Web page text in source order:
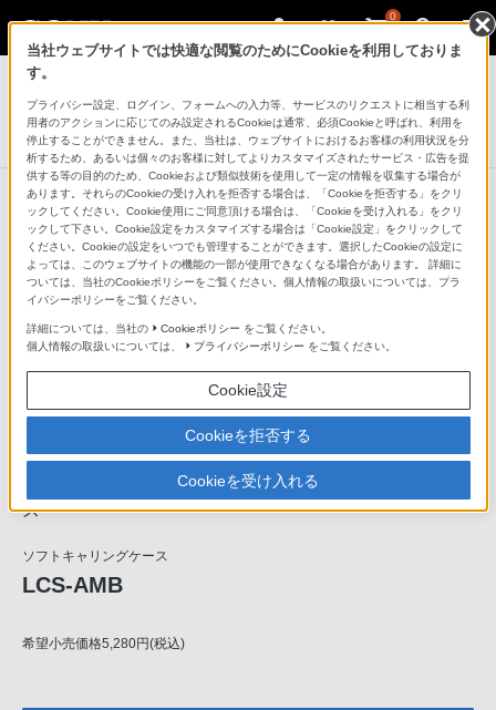
0
デジタル一眼カメラ α（アルファ）
ソフトキャリングケース
LCS-AMB
さまざまなサイズのカメラで使用できるキャリングケー
ス
ソフトキャリングケース
LCS-AMB
希望小売価格5,280円(税込)
当社ウェブサイトでは快適な閲覧のためにCookieを利用しておりま
す。
プライバシー設定、ログイン、フォームへの入力等、サービスのリクエストに相当する利
用者のアクションに応じてのみ設定されるCookieは通常、必須Cookieと呼ばれ、利用を
停止することができません。また、当社は、ウェブサイトにおけるお客様の利用状況を分
析するため、あるいは個々のお客様に対してよりカスタマイズされたサービス・広告を提
供する等の目的のため、Cookieおよび類似技術を使用して一定の情報を収集する場合が
あります。それらのCookieの受け入れを拒否する場合は、「Cookieを拒否する」をクリ
ックしてください。Cookie使用にご同意頂ける場合は、「Cookieを受け入れる」をクリ
ックして下さい。Cookie設定をカスタマイズする場合は「Cookie設定」をクリックして
ください。Cookieの設定をいつでも管理することができます。選択したCookieの設定に
よっては、このウェブサイトの機能の一部が使用できなくなる場合があります。 詳細に
ついては、当社のCookieポリシーをご覧ください。個人情報の取扱いについては、プラ
イバシーポリシーをご覧ください。
詳細については、当社の Cookieポリシー をご覧ください。
個人情報の取扱いについては、
プライバシーポリシー をご覧ください。
Cookie設定
Cookieを拒否する
Cookieを受け入れる